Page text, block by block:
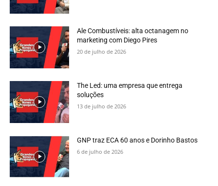
Ale Combustíveis: alta octanagem no
marketing com Diego Pires
20 de julho de 2026
The Led: uma empresa que entrega
soluções
13 de julho de 2026
GNP traz ECA 60 anos e Dorinho Bastos
6 de julho de 2026